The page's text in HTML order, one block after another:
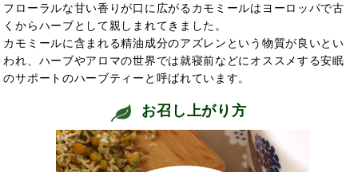
フローラルな甘い香りが口に広がるカモミールはヨーロッパで古
くからハーブとして親しまれてきました。
カモミールに含まれる精油成分のアズレンという物質が良いとい
われ、ハーブやアロマの世界では就寝前などにオススメする安眠
のサポートのハーブティーと呼ばれています。
お召し上がり方